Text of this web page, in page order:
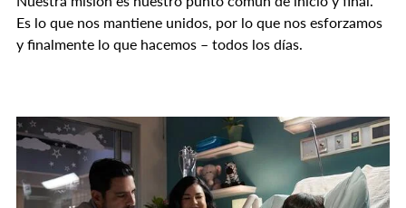
Es lo que nos mantiene unidos, por lo que nos esforzamos
y finalmente lo que hacemos – todos los días.